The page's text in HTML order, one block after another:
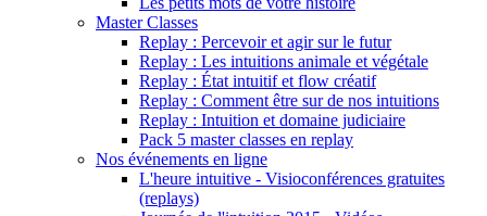
Master Classes
Replay : Percevoir et agir sur le futur
Replay : Les intuitions animale et végétale
Replay : État intuitif et flow créatif
Replay : Comment être sur de nos intuitions
Replay : Intuition et domaine judiciaire
Pack 5 master classes en replay
Nos événements en ligne
L'heure intuitive - Visioconférences gratuites
(replays)